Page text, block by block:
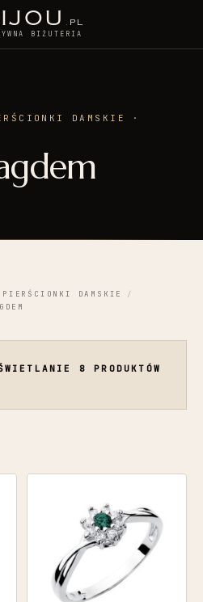
.PL
BIŻUTERIA
DAMSKIE ·
PIERŚCIONKI DAMSKIE
/
8 PRODUKTÓW